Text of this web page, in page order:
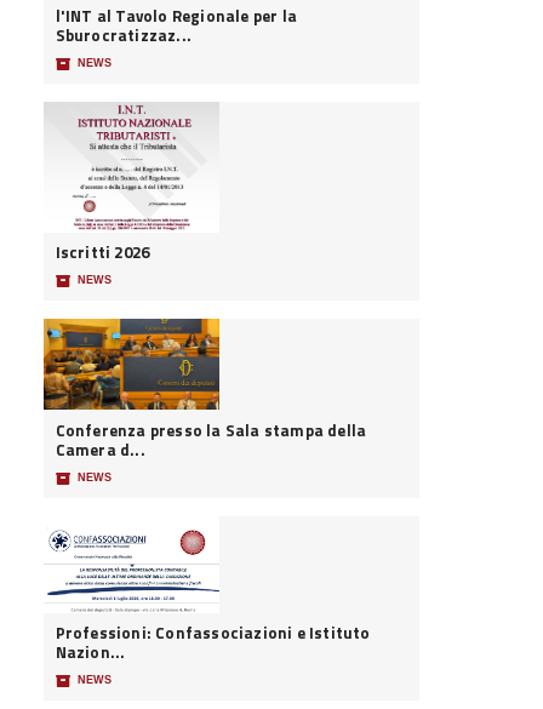
l'INT al Tavolo Regionale per la
Sburocratizzaz...
📦 NEWS
Iscritti 2026
📦 NEWS
Conferenza presso la Sala stampa della
Camera d...
📦 NEWS
Professioni: Confassociazioni e Istituto
Nazion...
📦 NEWS